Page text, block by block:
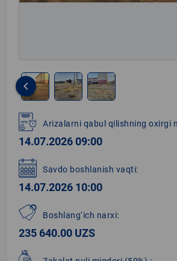
1
of
3
keyboard_arrow_left
Arizalarni qabul qilishning oxirgi
14.07.2026 09:00
Savdo boshlanish vaqti:
14.07.2026 10:00
Boshlang‘ich narxi:
235 640.00 UZS